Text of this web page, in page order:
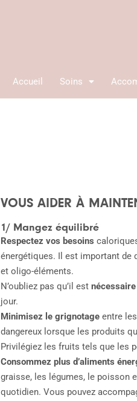
Accueil Soins
VOUS AIDER À
1/ Mangez équilibré
Respectez vos besoins
énergétiques. Il est important de
et oligo-éléments.
N’oubliez pas qu’il est nécessaire
jour.
Minimisez le grignotage entre
dangereux lorsque les produits
Privilégiez les fruits tels que les
Consommez plus d’aliments
graisse, les légumes, le poisson
quotidien. Vous pouvez